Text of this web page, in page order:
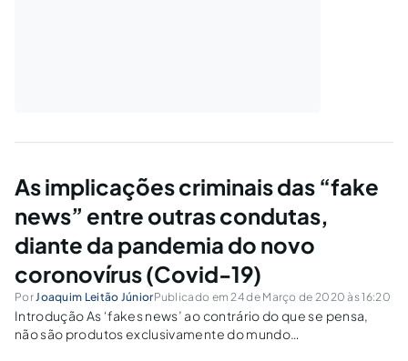
As implicações criminais das “fake
news” entre outras condutas,
diante da pandemia do novo
coronovírus (Covid-19)
PorJoaquim Leitão JúniorPublicado em 24 de Março de 2020 às 16:20
Introdução As ‘fakes news’ ao contrário do que se pensa,
não são produtos exclusivamente do mundo